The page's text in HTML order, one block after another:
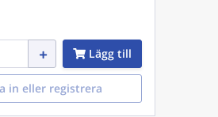
Lägg till
in eller registrera